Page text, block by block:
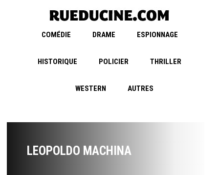
COMÉDIE DRAME ESPIONNAGE
HISTORIQUE POLICIER THRILLER
WESTERN AUTRES
LEOPOLDO MACHINA